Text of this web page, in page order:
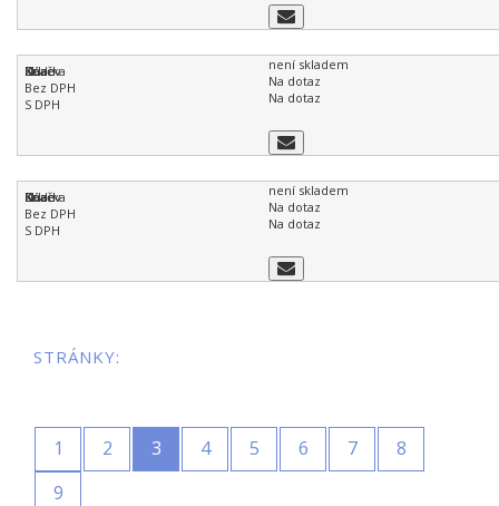
není skladem
Na dotaz
Na dotaz
není skladem
Na dotaz
Na dotaz
STRÁNKY:
1 2 3 4 5 6 7
8
9